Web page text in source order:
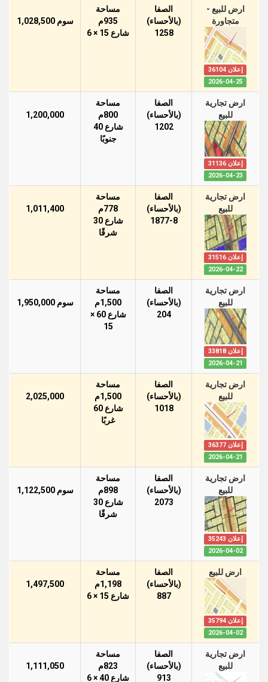
ارض للبيع -
متجاورة
إعلان 36104
2026-04-25
الصفا
(بالأحساء)
1258
مساحة
935م
شارع 15 × 6
سوم 1,028,500
ارض تجارية
للبيع
إعلان 31136
2026-04-23
الصفا
(بالأحساء)
1202
مساحة
800م
شارع 40
جنوبًا
1,200,000
ارض تجارية
للبيع
إعلان 31516
2026-04-22
الصفا
(بالأحساء)
1877-8
مساحة
778م
شارع 30
شرقًا
1,011,400
ارض تجارية
للبيع
إعلان 33818
2026-04-21
الصفا
(بالأحساء)
204
مساحة
1,500م
شارع 60 ×
15
سوم 1,950,000
ارض تجارية
للبيع
إعلان 36377
2026-04-21
الصفا
(بالأحساء)
1018
مساحة
1,500م
شارع 60
غربًا
2,025,000
ارض تجارية
للبيع
إعلان 35243
2026-04-02
الصفا
(بالأحساء)
2073
مساحة
898م
شارع 30
شرقًا
سوم 1,122,500
ارض للبيع
إعلان 35794
2026-04-02
الصفا
(بالأحساء)
887
مساحة
1,198م
شارع 15 × 6
1,497,500
ارض تجارية
للبيع
الصفا
(بالأحساء)
913
مساحة
823م
شارع 40 × 6
1,111,050